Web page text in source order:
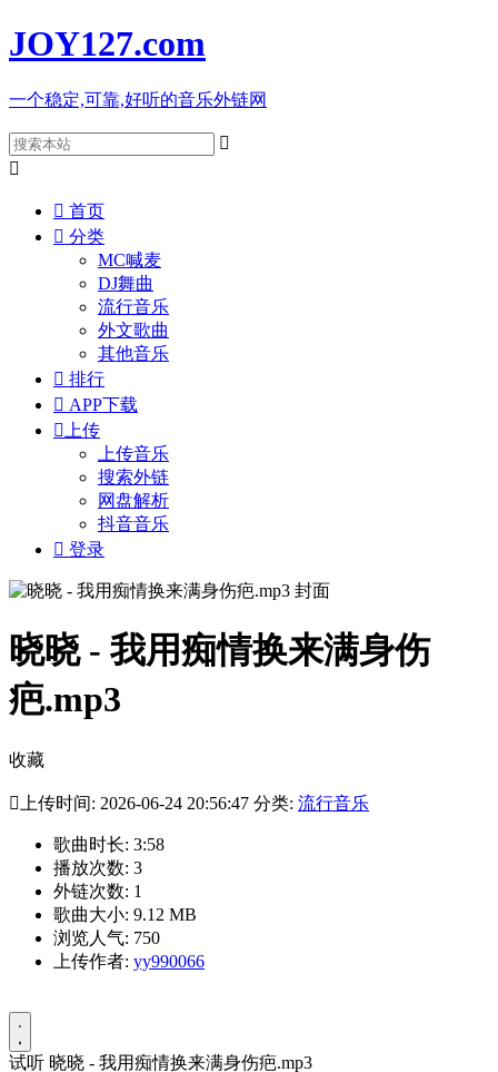
JOY127.com
一个稳定,可靠,好听的音乐外链网


 首页
 分类
MC喊麦
DJ舞曲
流行音乐
外文歌曲
其他音乐
 排行
 APP下载
 上传
上传音乐
搜索外链
网盘解析
抖音音乐
 登录
晓晓 - 我用痴情换来满身伤
疤.mp3
收藏
 上传时间: 2026-06-24 20:56:47 分类: 流行音乐
歌曲时长: 3:58
播放次数: 3
外链次数: 1
歌曲大小: 9.12 MB
浏览人气: 750
上传作者: yy990066
试听 晓晓 - 我用痴情换来满身伤疤.mp3